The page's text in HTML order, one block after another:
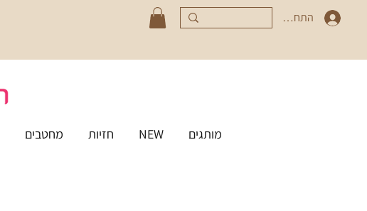
התחברי
מותגים NEW חזיות מחטבים